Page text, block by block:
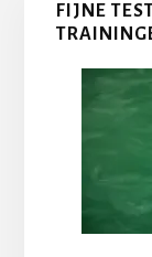
FIJNE